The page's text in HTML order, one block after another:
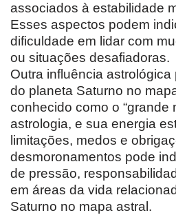
associados à estabilidade
Esses aspectos podem
dificuldade em lidar com
ou situações desafiadoras.
Outra influência
do planeta Saturno no
conhecido como o “grande
astrologia, e sua energia
limitações, medos e
desmoronamentos pode
de pressão,
em áreas da vida
Saturno no mapa astral.